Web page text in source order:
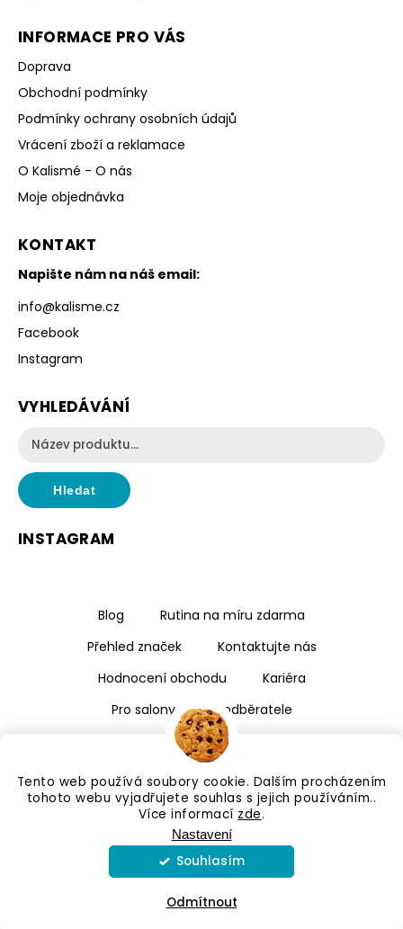
Tento web používá soubory cookie. Dalším procházením
tohoto webu vyjadřujete souhlas s jejich používáním..
Více informací zde.
Nastavení
Odmítnout
Souhlasím
INFORMACE PRO VÁS
Doprava
Obchodní podmínky
Podmínky ochrany osobních údajů
Vrácení zboží a reklamace
O Kalismé - O nás
Moje objednávka
KONTAKT
Napište nám na náš email:
info@kalisme.cz
Facebook
Instagram
VYHLEDÁVÁNÍ
Hledat
INSTAGRAM
Blog
Rutina na míru zdarma
Přehled značek
Kontaktujte nás
Hodnocení obchodu
Kariéra
Pro salony a velkoodběratele
Copyright 2026Kalismé. Všechna práva vyhrazena.
Upravit nastavení cookies